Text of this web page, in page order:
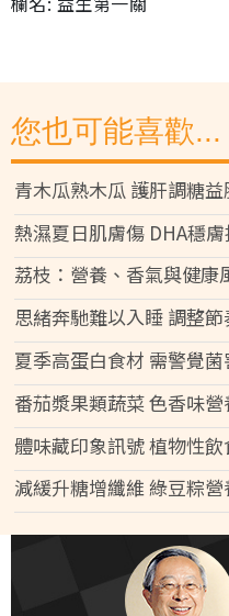
您也可能喜歡...
青木瓜熟木瓜 護肝調糖益
熱濕夏日肌膚傷 DHA穩
荔枝：營養、香氣與健康
思緒奔馳難以入睡 調整
夏季高蛋白食材 需警覺
番茄漿果類蔬菜 色香味營
體味藏印象訊號 植物性
減緩升糖增纖維 綠豆粽營